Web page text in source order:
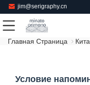
jim@serigraphy.cn
Главная Страница
Условие